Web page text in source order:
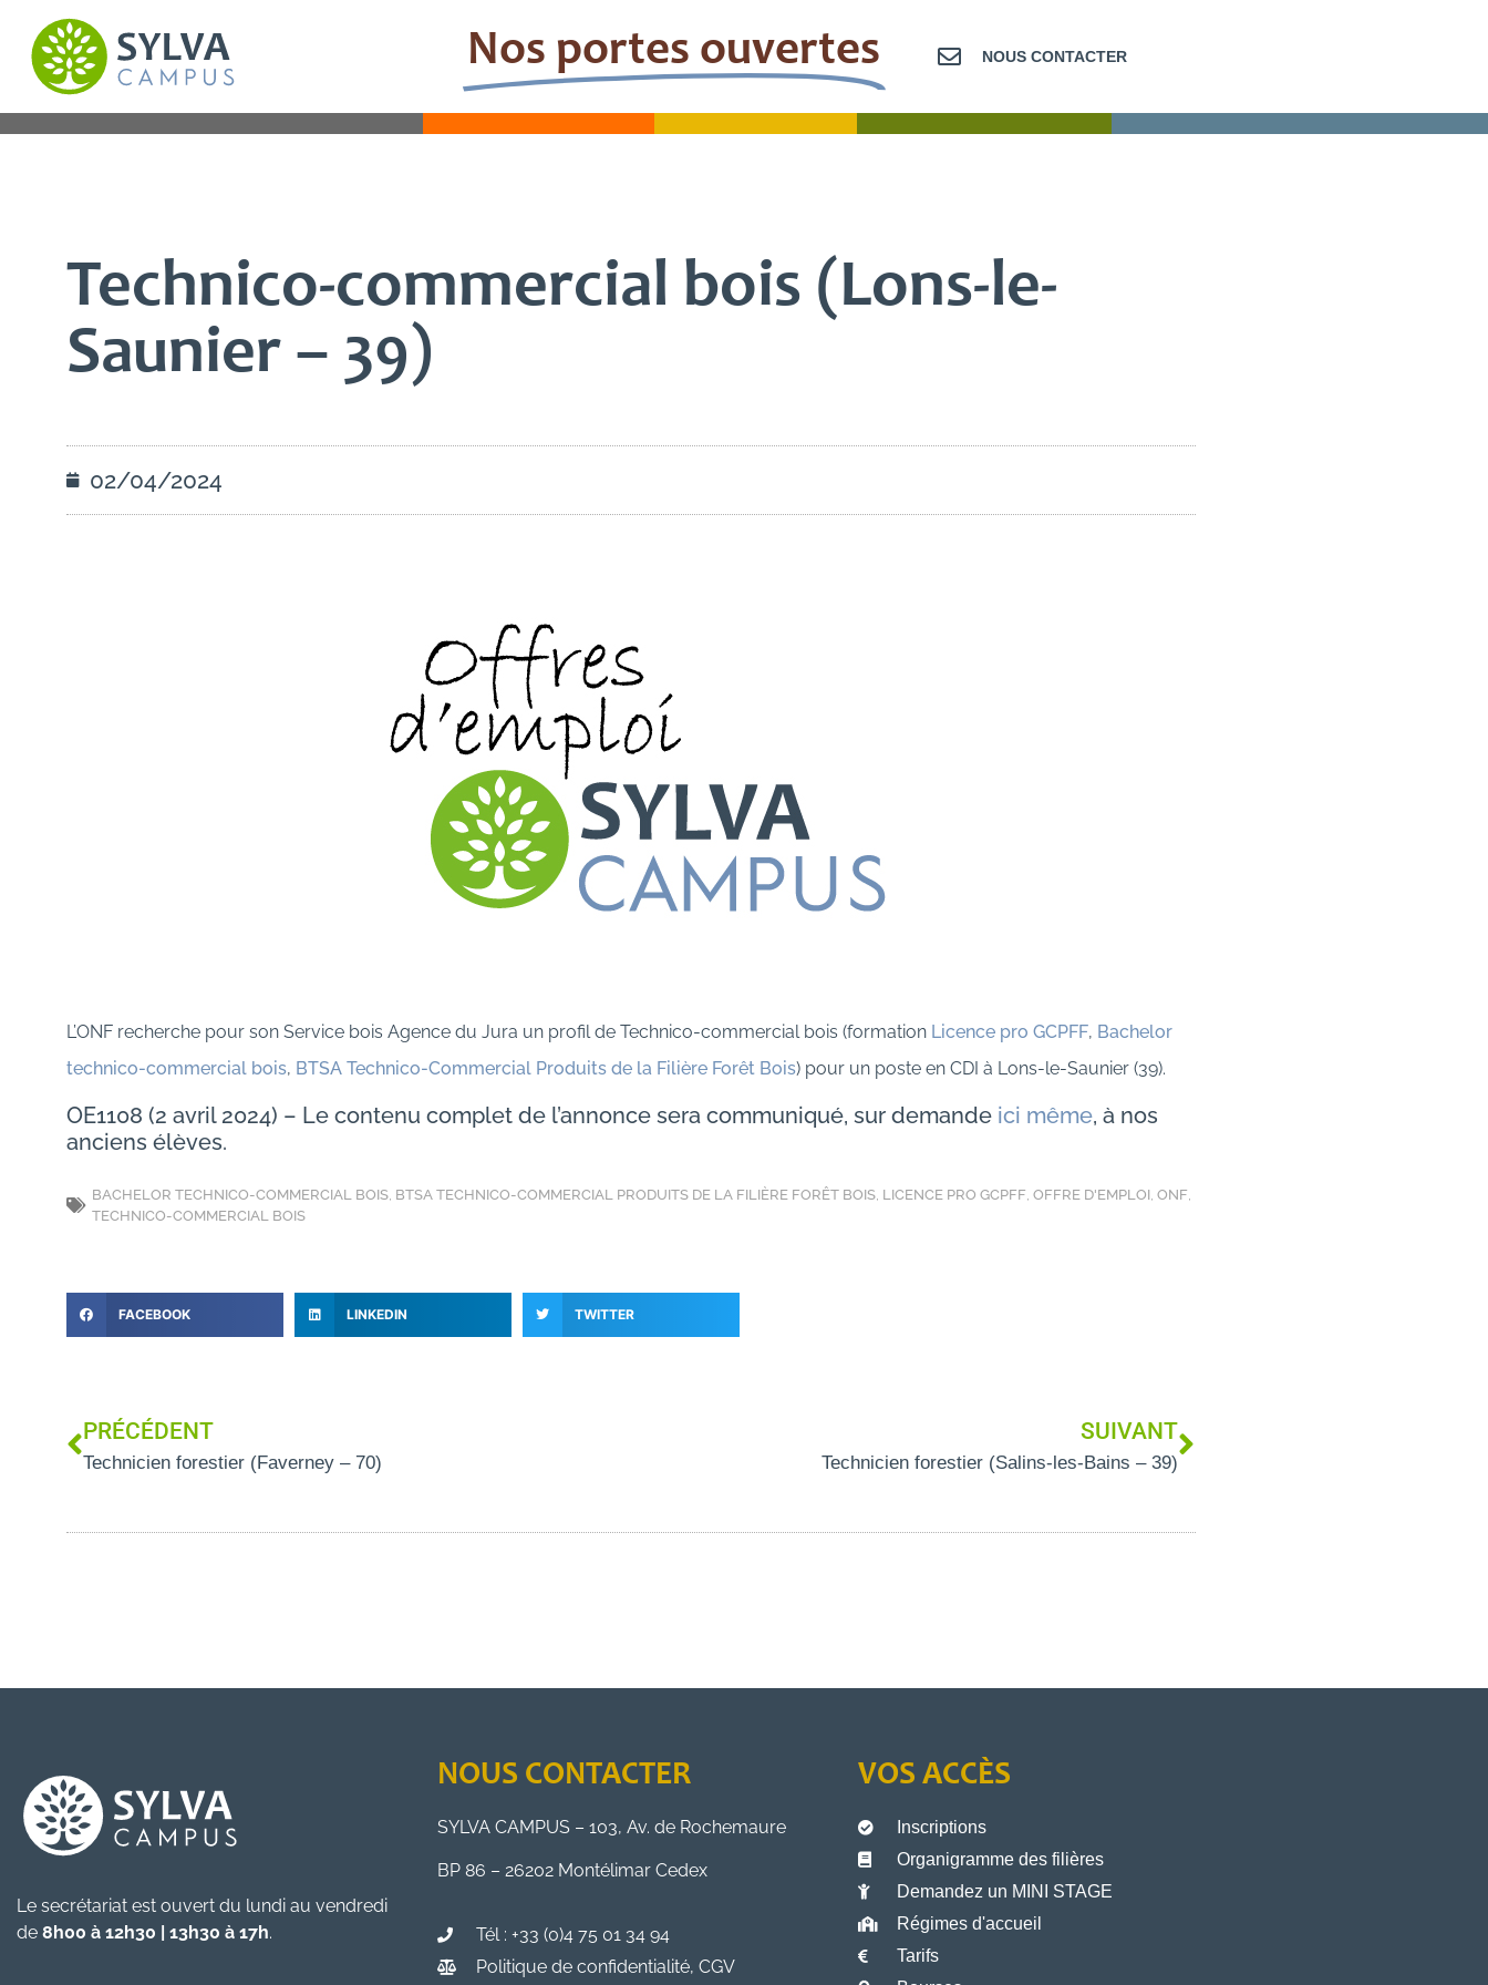
Nos portes ouvertes NOUS CONTACTER
Technico-commercial bois (Lons-le-
Saunier – 39)
02/04/2024
L’ONF recherche pour son Service bois Agence du Jura un profil de Technico-commercial bois (formation Licence pro GCPFF, Bachelor
technico-commercial bois, BTSA Technico-Commercial Produits de la Filière Forêt Bois) pour un poste en CDI à Lons-le-Saunier (39).
OE1108 (2 avril 2024) – Le contenu complet de l’annonce sera communiqué, sur demande ici même, à nos
anciens élèves.
BACHELOR TECHNICO-COMMERCIAL BOIS, BTSA TECHNICO-COMMERCIAL PRODUITS DE LA FILIÈRE FORÊT BOIS, LICENCE PRO GCPFF, OFFRE D'EMPLOI, ONF,
TECHNICO-COMMERCIAL BOIS
FACEBOOK LINKEDIN TWITTER
PRÉCÉDENT
Technicien forestier (Faverney – 70)
SUIVANT
Technicien forestier (Salins-les-Bains – 39)
Le secrétariat est ouvert du lundi au vendredi
de 8h00 à 12h30 | 13h30 à 17h.
NOUS CONTACTER
SYLVA CAMPUS – 103, Av. de Rochemaure
BP 86 – 26202 Montélimar Cedex
Tél : +33 (0)4 75 01 34 94
Politique de confidentialité, CGV
VOS ACCÈS
Inscriptions
Organigramme des filières
Demandez un MINI STAGE
Régimes d'accueil
Tarifs